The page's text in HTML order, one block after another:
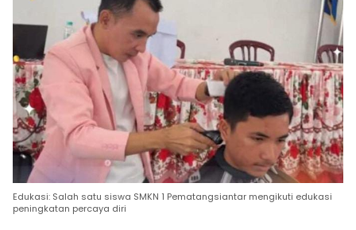
Edukasi: Salah satu siswa SMKN 1 Pematangsiantar mengikuti edukasi
peningkatan percaya diri